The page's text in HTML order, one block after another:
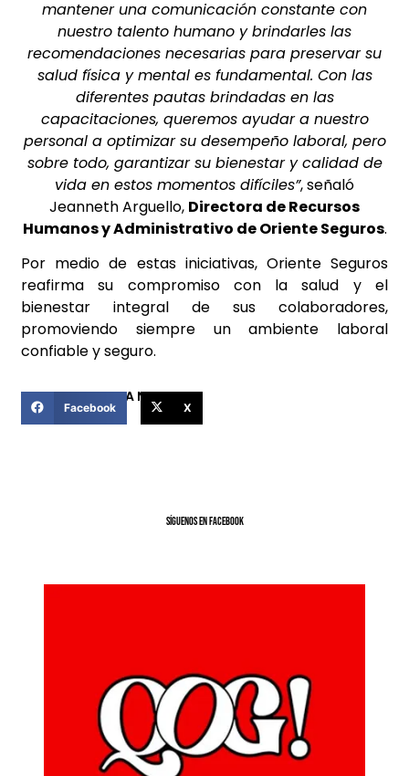
mantener una comunicación constante con
nuestro talento humano y brindarles las
recomendaciones necesarias para preservar su
salud física y mental es fundamental. Con las
diferentes pautas brindadas en las
capacitaciones, queremos ayudar a nuestro
personal a optimizar su desempeño laboral, pero
sobre todo, garantizar su bienestar y calidad de
vida en estos momentos difíciles”, señaló
Jeanneth Arguello, Directora de Recursos
Humanos y Administrativo de Oriente Seguros.
Por medio de estas iniciativas, Oriente Seguros
reafirma su compromiso con la salud y el
bienestar integral de sus colaboradores,
promoviendo siempre un ambiente laboral
confiable y seguro.
COMPARTIR ESTA NOTICIA
Facebook X
SíGUENOS EN FACEBOOK